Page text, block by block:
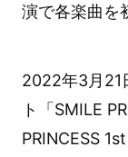
演で各楽曲を
2022年3月21
ト「SMILE
PRINCESS